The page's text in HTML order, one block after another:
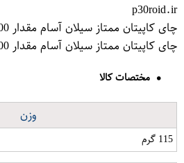
p30roid.ir
چای کاپیتان ممتاز سیلان آسام مقدار 100 گرم
چای کاپیتان ممتاز سیلان آسام مقدار 100 گرم
مختصات کالا
وزن
115 گرم